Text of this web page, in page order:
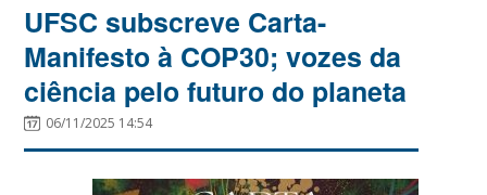
UFSC subscreve Carta-
Manifesto à COP30; vozes da
ciência pelo futuro do planeta
06/11/2025 14:54